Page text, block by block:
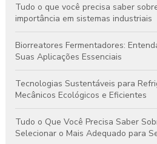
Tudo o que você precisa saber
importância em sistemas industriais
Biorreatores Fermentadores:
Suas Aplicações Essenciais
Tecnologias Sustentáveis para
Mecânicos Ecológicos e Eficientes
Tudo o Que Você Precisa Saber
Selecionar o Mais Adequado para